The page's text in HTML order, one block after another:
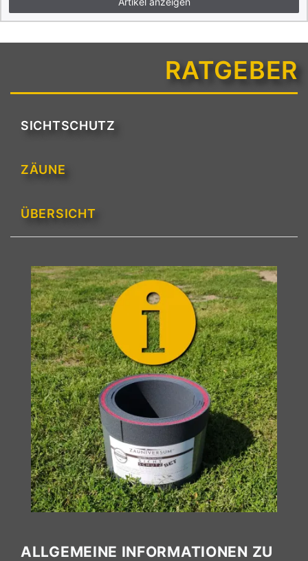
RATGEBER
SICHTSCHUTZ
ZÄUNE
ÜBERSICHT
ALLGEMEINE INFORMATIONEN ZU